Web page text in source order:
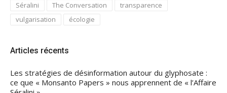
Séralini
The Conversation
transparence
vulgarisation
écologie
Articles récents
Les stratégies de désinformation autour du glyphosate :
ce que « Monsanto Papers » nous apprennent de « l’Affaire